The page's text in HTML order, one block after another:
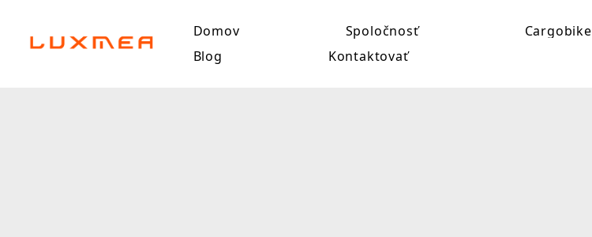
Domov Spoločnosť Cargobike
Blog
Kontaktovať